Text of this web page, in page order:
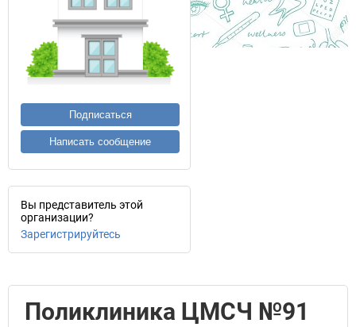
Подписаться
Написать сообщение
Вы представитель этой
организации?
Зарегистрируйтесь
Поликлиника ЦМСЧ №91